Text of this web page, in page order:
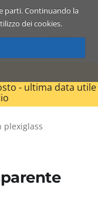
parti. Continuando la
dei cookies.
ITA
- ultima data utile
plexiglass